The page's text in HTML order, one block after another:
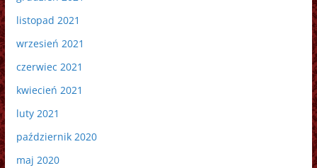
listopad 2021
wrzesień 2021
czerwiec 2021
kwiecień 2021
luty 2021
październik 2020
maj 2020